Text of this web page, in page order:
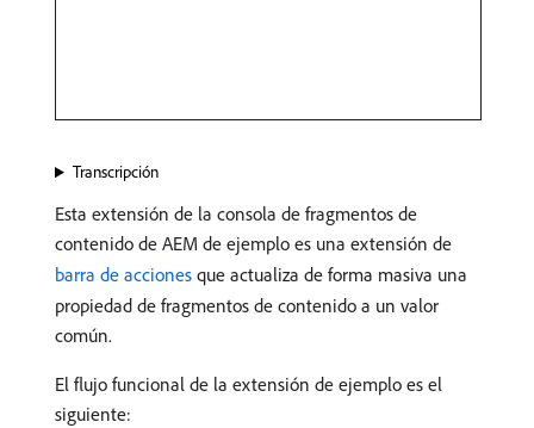
Transcripción
Esta extensión de la consola de fragmentos de
contenido de AEM de ejemplo es una extensión de
barra de acciones que actualiza de forma masiva una
propiedad de fragmentos de contenido a un valor
común.
El flujo funcional de la extensión de ejemplo es el
siguiente: